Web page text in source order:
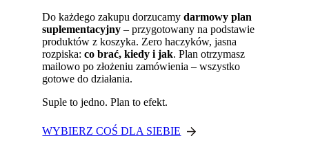
Do każdego zakupu dorzucamydarmowy plan
suplementacyjny – przygotowany na podstawie
produktów z koszyka. Zero haczyków, jasna
rozpiska:co brać, kiedy i jak. Plan otrzymasz
mailowo po złożeniu zamówienia – wszystko
gotowe do działania.
Suple to jedno. Plan to efekt.
WYBIERZ COŚ DLA SIEBIE